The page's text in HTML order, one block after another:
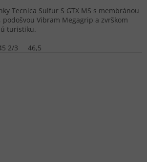
Tecnica Sulfur S GTX MS s membránou
podošvou Vibram Megagrip a zvrškom
turistiku.
2/3 46,5